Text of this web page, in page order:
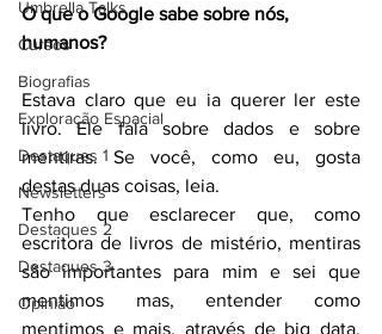
Umbrella Talks
Cursos
Biografias
Exploração Espacial
Destaques 1
Newsletters
Destaques 2
Destaques 3
Opinião
O que o Google sabe sobre nós,
humanos?
Estava claro que eu ia querer ler este
livro. Ele fala sobre dados e sobre
mentiras. Se você, como eu, gosta
destas duas coisas, leia.
Tenho que esclarecer que, como
escritora de livros de mistério, mentiras
são importantes para mim e sei que
mentimos mas, entender como
mentimos e mais, através de big data,